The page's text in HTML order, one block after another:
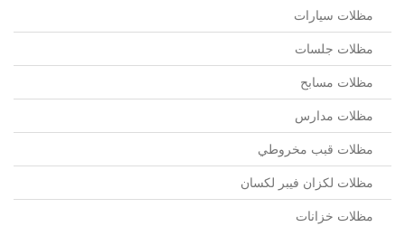
مظلات سيارات
مظلات جلسات
مظلات مسابح
مظلات مدارس
مظلات قبب مخروطي
مظلات لكزان فيبر لكسان
مظلات خزانات